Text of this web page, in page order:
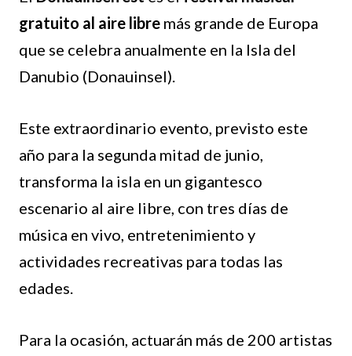
gratuito al aire libre más grande de Europa
que se celebra anualmente en la Isla del
Danubio (Donauinsel).
Este extraordinario evento, previsto este
año para la segunda mitad de junio,
transforma la isla en un gigantesco
escenario al aire libre, con tres días de
música en vivo, entretenimiento y
actividades recreativas para todas las
edades.
Para la ocasión, actuarán más de 200 artistas